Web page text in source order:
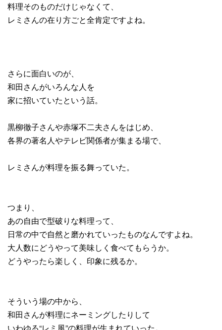
料理そのものだけじゃなくて、
レミさんの在り方ごと全肯定ですよね。
さらに面白いのが、
和田さんがいろんな人を
家に招いていたという話。
黒柳徹子さんや赤塚不二夫さんをはじめ、
各界の著名人やテレビ関係者が集まる場で、
レミさんが料理を振る舞っていた。
つまり、
あの自由で型破りな料理って、
日常の中で自然と磨かれていったものなんですよね。
大人数にどうやって美味しく食べてもらうか。
どうやったら楽しく、印象に残るか。
そういう場の中から、
和田さんが料理にネーミングしたりして